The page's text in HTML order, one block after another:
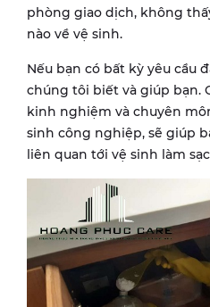
phòng giao dịch, không
nào về vệ sinh.
Nếu bạn có bất kỳ yêu cầu
chúng tôi biết và giúp bạn.
kinh nghiệm và chuyên
sinh công nghiệp, sẽ giúp
liên quan tới vệ sinh làm